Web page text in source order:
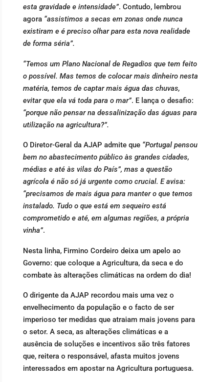
esta gravidade e intensidade”. Contudo, lembrou
agora “assistimos a secas em zonas onde nunca
existiram e é preciso olhar para esta nova realidade
de forma séria”.
“Temos um Plano Nacional de Regadios que tem feito
o possível. Mas temos de colocar mais dinheiro nesta
matéria, temos de captar mais água das chuvas,
evitar que ela vá toda para o mar”. E lança o desafio:
“porque não pensar na dessalinização das águas para
utilização na agricultura?”.
O Diretor-Geral da AJAP admite que “Portugal pensou
bem no abastecimento público às grandes cidades,
médias e até às vilas do País”, mas a questão
agrícola é não só já urgente como crucial. E avisa:
“precisamos de mais água para manter o que temos
instalado. Tudo o que está em sequeiro está
comprometido e até, em algumas regiões, a própria
vinha”.
Nesta linha, Firmino Cordeiro deixa um apelo ao
Governo: que coloque a Agricultura, da seca e do
combate às alterações climáticas na ordem do dia!
O dirigente da AJAP recordou mais uma vez o
envelhecimento da população e o facto de ser
imperioso ter medidas que atraiam mais jovens para
o setor. A seca, as alterações climáticas e a
ausência de soluções e incentivos são três fatores
que, reitera o responsável, afasta muitos jovens
interessados em apostar na Agricultura portuguesa.